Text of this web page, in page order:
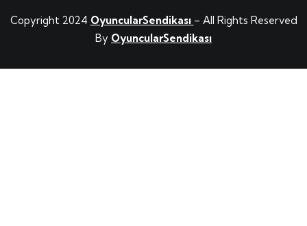
Copyright 2024 OyuncularSendikası – All Rights Reserved
By OyuncularSendikası